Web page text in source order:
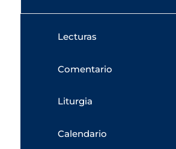
Lecturas
Comentario
Liturgia
Calendario